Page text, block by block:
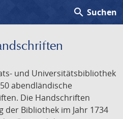
search Suchen
und Universitätsbibliothek
abendländische
Die Handschriften
Bibliothek im Jahr 1734